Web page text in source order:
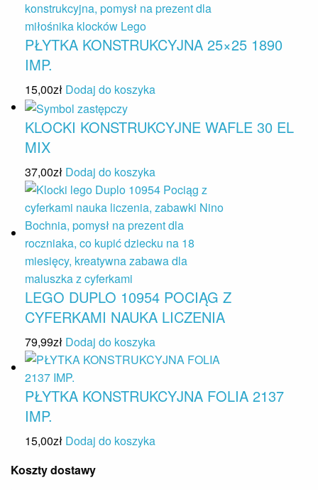
PŁYTKA KONSTRUKCYJNA 25×25 1890
IMP.
15,00zł Dodaj do koszyka
KLOCKI KONSTRUKCYJNE WAFLE 30 EL
MIX
37,00zł Dodaj do koszyka
LEGO DUPLO 10954 POCIĄG Z
CYFERKAMI NAUKA LICZENIA
79,99zł Dodaj do koszyka
PŁYTKA KONSTRUKCYJNA FOLIA 2137
IMP.
15,00zł Dodaj do koszyka
Koszty dostawy